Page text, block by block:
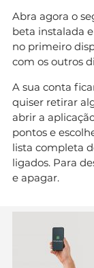
Abra agora o
beta instalada
no primeiro
com os outros
A sua conta
quiser retirar
abrir a
pontos e
lista completa
ligados. Para
e apagar.